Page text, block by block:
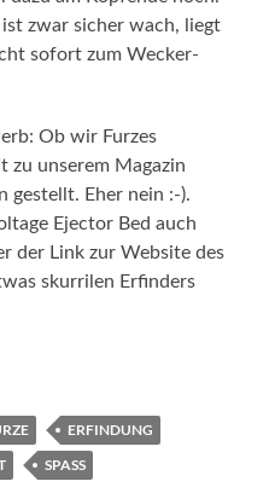
ist zwar sicher wach, liegt
sofort zum Wecker-
Ob wir Furzes
zu unserem Magazin
gestellt. Eher nein :-).
Ejector Bed auch
der Link zur Website des
skurrilen Erfinders
ERFINDUNG
SPASS